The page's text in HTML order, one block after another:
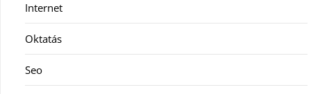
Internet
Oktatás
Seo